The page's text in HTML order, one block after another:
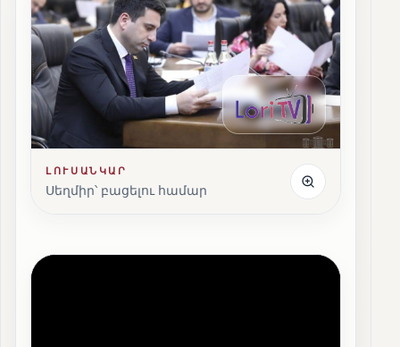
ԼՈՒՍԱՆԿԱՐ
Սեղմիր՝ բացելու համար